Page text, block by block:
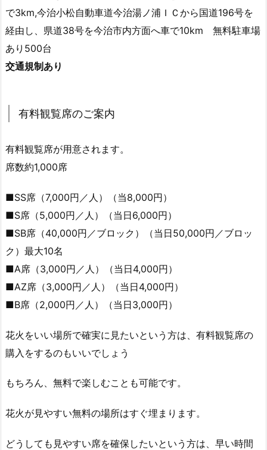
で3km,今治小松自動車道今治湯ノ浦ＩＣから国道196号を
経由し、県道38号を今治市内方面へ車で10km 無料駐車場
あり500台
交通規制あり
有料観覧席のご案内
有料観覧席が用意されます。
席数約1,000席
■SS席（7,000円／人）（当8,000円）
■S席（5,000円／人）（当日6,000円）
■SB席（40,000円／ブロック）（当日50,000円／ブロッ
ク）最大10名
■A席（3,000円／人）（当日4,000円）
■AZ席（3,000円／人）（当日4,000円）
■B席（2,000円／人）（当日3,000円）
花火をいい場所で確実に見たいという方は、有料観覧席の
購入をするのもいいでしょう
もちろん、無料で楽しむことも可能です。
花火が見やすい無料の場所はすぐ埋まります。
どうしても見やすい席を確保したいという方は、早い時間